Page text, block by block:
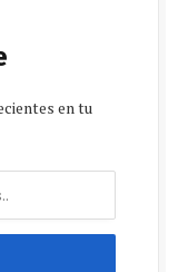
en tu